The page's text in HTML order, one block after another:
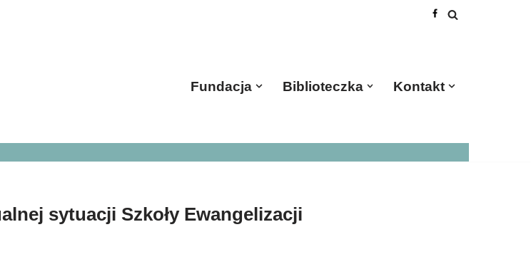
Fundacja Biblioteczka Kontakt
sytuacji Szkoły Ewangelizacji